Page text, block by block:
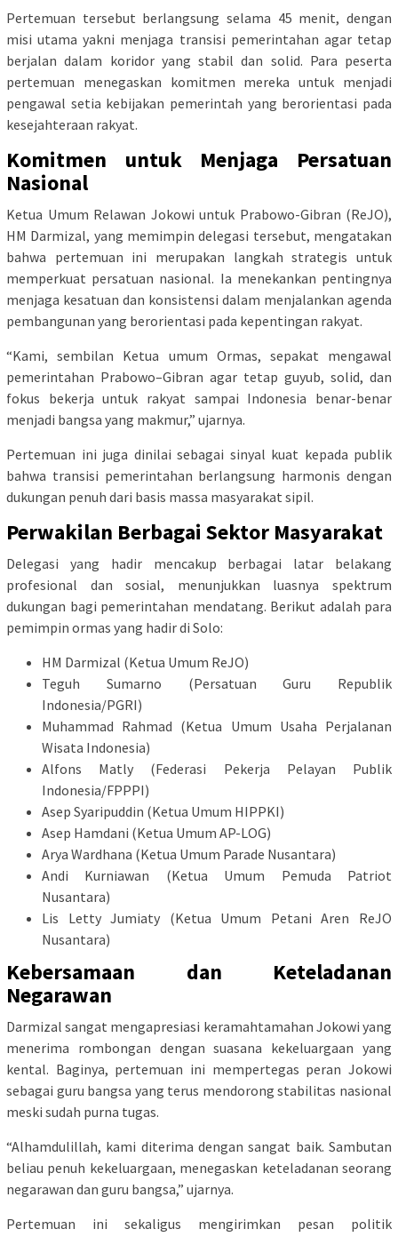
Pertemuan tersebut berlangsung selama 45 menit, dengan
misi utama yakni menjaga transisi pemerintahan agar tetap
berjalan dalam koridor yang stabil dan solid. Para peserta
pertemuan menegaskan komitmen mereka untuk menjadi
pengawal setia kebijakan pemerintah yang berorientasi pada
kesejahteraan rakyat.
Komitmen untuk Menjaga Persatuan
Nasional
Ketua Umum Relawan Jokowi untuk Prabowo-Gibran (ReJO),
HM Darmizal, yang memimpin delegasi tersebut, mengatakan
bahwa pertemuan ini merupakan langkah strategis untuk
memperkuat persatuan nasional. Ia menekankan pentingnya
menjaga kesatuan dan konsistensi dalam menjalankan agenda
pembangunan yang berorientasi pada kepentingan rakyat.
“Kami, sembilan Ketua umum Ormas, sepakat mengawal
pemerintahan Prabowo–Gibran agar tetap guyub, solid, dan
fokus bekerja untuk rakyat sampai Indonesia benar-benar
menjadi bangsa yang makmur,” ujarnya.
Pertemuan ini juga dinilai sebagai sinyal kuat kepada publik
bahwa transisi pemerintahan berlangsung harmonis dengan
dukungan penuh dari basis massa masyarakat sipil.
Perwakilan Berbagai Sektor Masyarakat
Delegasi yang hadir mencakup berbagai latar belakang
profesional dan sosial, menunjukkan luasnya spektrum
dukungan bagi pemerintahan mendatang. Berikut adalah para
pemimpin ormas yang hadir di Solo:
HM Darmizal (Ketua Umum ReJO)
Teguh Sumarno (Persatuan Guru Republik
Indonesia/PGRI)
Muhammad Rahmad (Ketua Umum Usaha Perjalanan
Wisata Indonesia)
Alfons Matly (Federasi Pekerja Pelayan Publik
Indonesia/FPPPI)
Asep Syaripuddin (Ketua Umum HIPPKI)
Asep Hamdani (Ketua Umum AP-LOG)
Arya Wardhana (Ketua Umum Parade Nusantara)
Andi Kurniawan (Ketua Umum Pemuda Patriot
Nusantara)
Lis Letty Jumiaty (Ketua Umum Petani Aren ReJO
Nusantara)
Kebersamaan dan Keteladanan
Negarawan
Darmizal sangat mengapresiasi keramahtamahan Jokowi yang
menerima rombongan dengan suasana kekeluargaan yang
kental. Baginya, pertemuan ini mempertegas peran Jokowi
sebagai guru bangsa yang terus mendorong stabilitas nasional
meski sudah purna tugas.
“Alhamdulillah, kami diterima dengan sangat baik. Sambutan
beliau penuh kekeluargaan, menegaskan keteladanan seorang
negarawan dan guru bangsa,” ujarnya.
Pertemuan ini sekaligus mengirimkan pesan politik